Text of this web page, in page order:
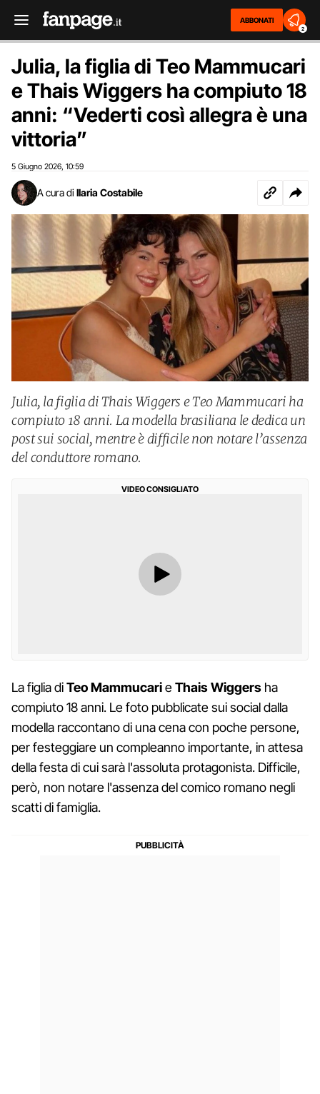
ABBONATI
2
Julia, la figlia di Teo Mammucari
e Thais Wiggers ha compiuto 18
anni: “Vederti così allegra è una
vittoria”
5 Giugno 2026 10:59
A cura di Ilaria Costabile
Julia, la figlia di Thais Wiggers e Teo Mammucari ha
compiuto 18 anni. La modella brasiliana le dedica un
post sui social, mentre è difficile non notare l’assenza
del conduttore romano.
VIDEO CONSIGLIATO
La figlia diTeo MammucarieThais Wiggers ha
compiuto 18 anni. Le foto pubblicate sui social dalla
modella raccontano di una cena con poche persone,
per festeggiare un compleanno importante, in attesa
della festa di cui sarà l'assoluta protagonista. Difficile,
però, non notare l'assenza del comico romano negli
scatti di famiglia.